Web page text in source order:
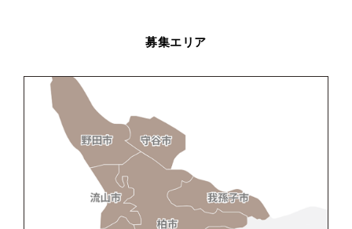
募集エリア